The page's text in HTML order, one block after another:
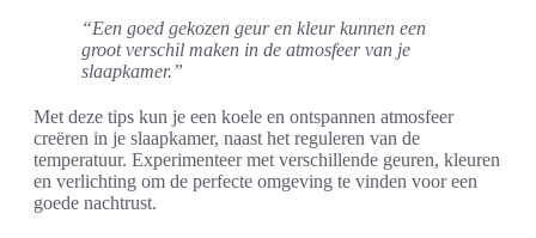
“Een goed gekozen geur en kleur kunnen een
groot verschil maken in de atmosfeer van je
slaapkamer.”
Met deze tips kun je een koele en ontspannen atmosfeer
creëren in je slaapkamer, naast het reguleren van de
temperatuur. Experimenteer met verschillende geuren, kleuren
en verlichting om de perfecte omgeving te vinden voor een
goede nachtrust.